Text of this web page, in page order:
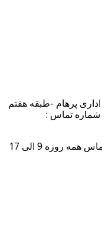
پرهام -طبقه هفتم
تماس :